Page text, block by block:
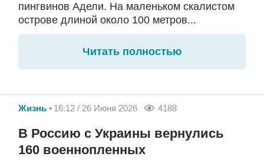
пингвинов Адели. На маленьком скалистом
острове длиной около 100 метров...
Читать полностью
Жизнь 16:12 / 26 Июня 2026 4188
В Россию с Украины вернулись
160 военнопленных